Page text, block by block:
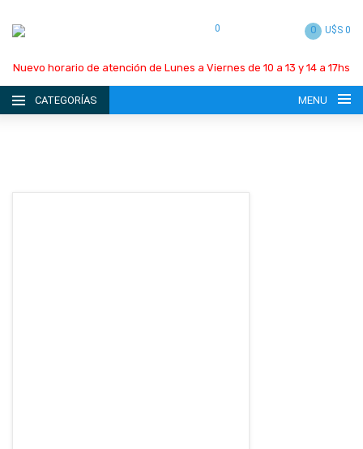
0 0 U$S 0
Nuevo horario de atención de Lunes a Viernes de 10 a 13 y 14 a 17hs
CATEGORÍAS MENU